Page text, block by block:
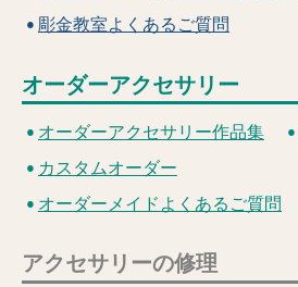
彫金教室よくあるご質問
オーダーアクセサリー
オーダーアクセサリー作品集
カスタムオーダー
オーダーメイドよくあるご質問
アクセサリーの修理